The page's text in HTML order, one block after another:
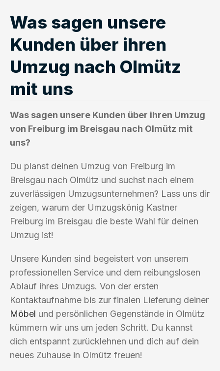
Was sagen unsere
Kunden über ihren
Umzug nach Olmütz
mit uns
Was sagen unsere Kunden über ihren Umzug
von Freiburg im Breisgau nach Olmütz mit
uns?
Du planst deinen Umzug von Freiburg im
Breisgau nach Olmütz und suchst nach einem
zuverlässigen Umzugsunternehmen? Lass uns dir
zeigen, warum der Umzugskönig Kastner
Freiburg im Breisgau die beste Wahl für deinen
Umzug ist!
Unsere Kunden sind begeistert von unserem
professionellen Service und dem reibungslosen
Ablauf ihres Umzugs. Von der ersten
Kontaktaufnahme bis zur finalen Lieferung deiner
Möbel und persönlichen Gegenstände in Olmütz
kümmern wir uns um jeden Schritt. Du kannst
dich entspannt zurücklehnen und dich auf dein
neues Zuhause in Olmütz freuen!